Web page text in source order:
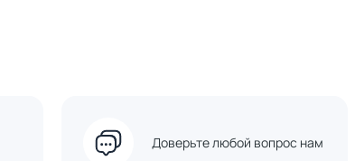
Доверьте любой вопрос нам